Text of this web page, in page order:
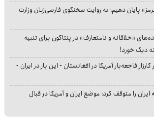
پایان دهیم؛ به روایت سخنگوی فارسی‌زبان وزارت
«خلاقانه و نامتعارف» در پنتاگون برای تنبیه
ته دیگ خورد!
فاجعه‌بار آمریکا در افغانستان - این بار در ایران -
را متوقف کرد؛ موضع ایران و آمریکا در قبال